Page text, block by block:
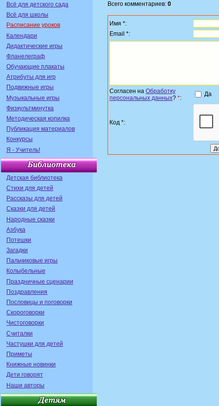
Всё для детского сада
Всё для школы
Расписание уроков
Календари
Дидактические игры
Фланелеграф
Обучающие плакаты
Атрибуты для игр
Подвижные игры
Музыкальные игры
Физкультминутка
Методическая копилка
Публикация материалов
Конкурсы
Я - Учитель!
Детская библиотека
Стихи для детей
Рассказы для детей
Сказки для детей
Народные сказки
Азбука
Потешки
Загадки
Пальчиковые игры
Колыбельные
Праздничные сценарии
Поздравления
Пословицы и поговорки
Скороговорки
Чистоговорки
Считалки
Частушки для детей
Приметы
Книжные новинки
Дети говорят
Наши авторы
Всего комментариев: 0
Имя *:
Email *:
Согласен на Обработку
персональных данных? *:
Да
Код *: